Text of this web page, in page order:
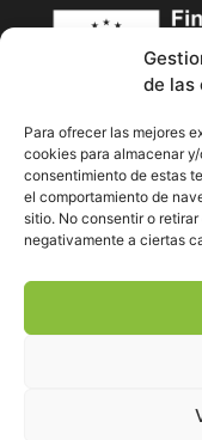
de las
Para ofrecer las mejores
cookies para almacenar
consentimiento de estas
el comportamiento de
sitio. No consentir o
negativamente a ciertas
Hola